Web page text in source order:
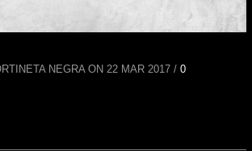
NEGRA ON 22 MAR 2017 / 0